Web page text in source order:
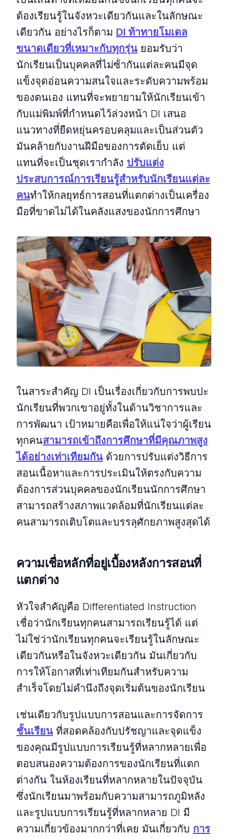
ต้องเรียนรู้ในจังหวะเดียวกันและในลักษณะ
เดียวกัน อย่างไรก็ตาม DI ท้าทายโมเดล
ขนาดเดียวที่เหมาะกับทุกรุ่น ยอมรับว่า
นักเรียนเป็นบุคคลที่ไม่ซ้ํากันแต่ละคนมีจุด
แข็งจุดอ่อนความสนใจและระดับความพร้อม
ของตนเอง แทนที่จะพยายามให้นักเรียนเข้า
กับแม่พิมพ์ที่กําหนดไว้ล่วงหน้า DI เสนอ
แนวทางที่ยืดหยุ่นครอบคลุมและเป็นส่วนตัว
มันคล้ายกับงานฝีมือของการตัดเย็บ แต่
แทนที่จะเป็นชุดเรากําลัง ปรับแต่ง
ประสบการณ์การเรียนรู้สําหรับนักเรียนแต่ละ
คนทําให้กลยุทธ์การสอนที่แตกต่างเป็นเครื่อง
มือที่ขาดไม่ได้ในคลังแสงของนักการศึกษา
ในสาระสําคัญ DI เป็นเรื่องเกี่ยวกับการพบปะ
นักเรียนที่พวกเขาอยู่ทั้งในด้านวิชาการและ
การพัฒนา เป้าหมายคือเพื่อให้แน่ใจว่าผู้เรียน
ทุกคนสามารถเข้าถึงการศึกษาที่มีคุณภาพสูง
ได้อย่างเท่าเทียมกัน ด้วยการปรับแต่งวิธีการ
สอนเนื้อหาและการประเมินให้ตรงกับความ
ต้องการส่วนบุคคลของนักเรียนนักการศึกษา
สามารถสร้างสภาพแวดล้อมที่นักเรียนแต่ละ
คนสามารถเติบโตและบรรลุศักยภาพสูงสุดได้
ความเชื่อหลักที่อยู่เบื้องหลังการสอนที่
แตกต่าง
หัวใจสําคัญคือ Differentiated Instruction
เชื่อว่านักเรียนทุกคนสามารถเรียนรู้ได้ แต่
ไม่ใช่ว่านักเรียนทุกคนจะเรียนรู้ในลักษณะ
เดียวกันหรือในจังหวะเดียวกัน มันเกี่ยวกับ
การให้โอกาสที่เท่าเทียมกันสําหรับความ
สําเร็จโดยไม่คํานึงถึงจุดเริ่มต้นของนักเรียน
เช่นเดียวกับรูปแบบการสอนและการจัดการ
ชั้นเรียน ที่สอดคล้องกับปรัชญาและจุดแข็ง
ของคุณมีรูปแบบการเรียนรู้ที่หลากหลายเพื่อ
ตอบสนองความต้องการของนักเรียนที่แตก
ต่างกัน ในห้องเรียนที่หลากหลายในปัจจุบัน
ซึ่งนักเรียนมาพร้อมกับความสามารถภูมิหลัง
และรูปแบบการเรียนรู้ที่หลากหลาย DI มี
ความเกี่ยวข้องมากกว่าที่เคย มันเกี่ยวกับ การ